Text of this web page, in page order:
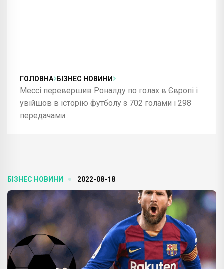
ГОЛОВНА БІЗНЕС НОВИНИ
Мессі перевершив Роналду по голах в Європі і
увійшов в історію футболу з 702 голами і 298
передачами .
БІЗНЕС НОВИНИ 2022-08-18